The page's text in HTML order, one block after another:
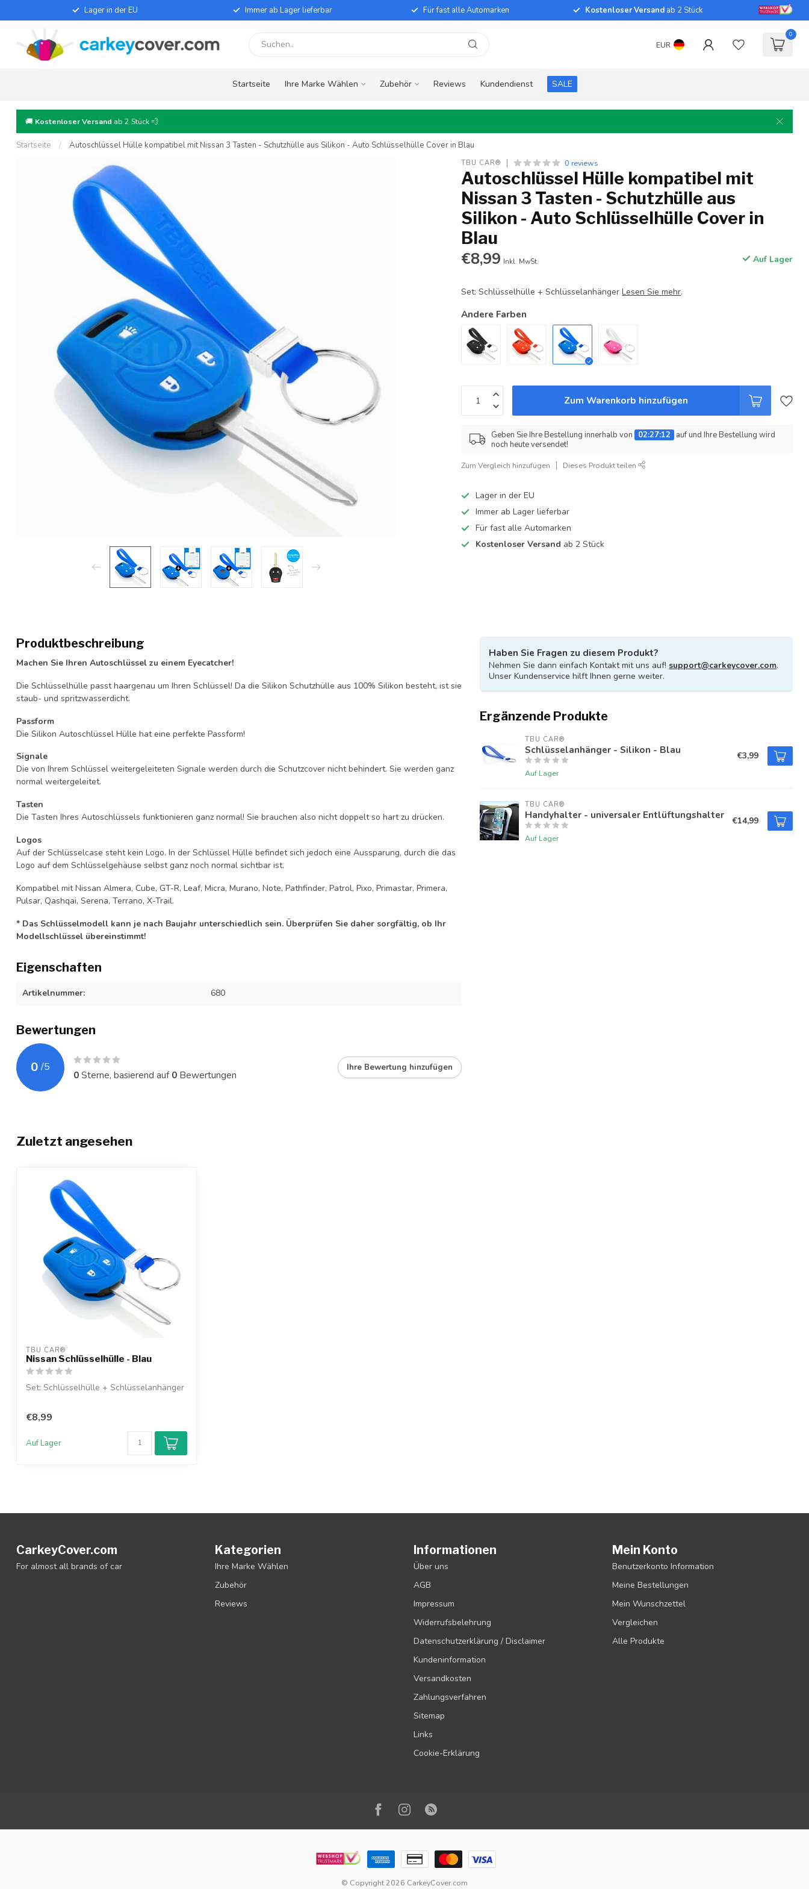
Lager in der EU Immer ab Lager lieferbar Für fast alle Automarken Kostenloser Versand ab 2 Stück
EUR
0
Startseite Ihre Marke Wählen Zubehör Reviews Kundendienst SALE
🚚 Kostenloser Versand ab 2 Stück 💨
Startseite / Autoschlüssel Hülle kompatibel mit Nissan 3 Tasten - Schutzhülle aus Silikon - Auto Schlüsselhülle Cover in Blau
TBU CAR® 0 reviews
Autoschlüssel Hülle kompatibel mit
Nissan 3 Tasten - Schutzhülle aus
Silikon - Auto Schlüsselhülle Cover in
Blau
€8,99 Inkl. MwSt. Auf Lager
Set: Schlüsselhülle + SchlüsselanhängerLesen Sie mehr.
Andere Farben
Zum Warenkorb hinzufügen
Geben Sie Ihre Bestellung innerhalb von 02:27:12
auf und Ihre Bestellung wird
noch heute versendet!
Zum Vergleich hinzufügen Dieses Produkt teilen
Lager in der EU
Immer ab Lager lieferbar
Für fast alle Automarken
Kostenloser Versand ab 2 Stück
Produktbeschreibung
Machen Sie Ihren Autoschlüssel zu einem Eyecatcher!
Die Schlüsselhülle passt haargenau um Ihren Schlüssel! Da die Silikon Schutzhülle aus 100% Silikon besteht, ist sie
staub- und spritzwasserdicht.
Passform
Die Silikon Autoschlüssel Hülle hat eine perfekte Passform!
Signale
Die von Ihrem Schlüssel weitergeleiteten Signale werden durch die Schutzcover nicht behindert. Sie werden ganz
normal weitergeleitet.
Tasten
Die Tasten Ihres Autoschlüssels funktionieren ganz normal! Sie brauchen also nicht doppelt so hart zu drücken.
Logos
Auf der Schlüsselcase steht kein Logo. In der Schlüssel Hülle befindet sich jedoch eine Aussparung, durch die das
Logo auf dem Schlüsselgehäuse selbst ganz noch normal sichtbar ist.
Kompatibel mit Nissan Almera, Cube, GT-R, Leaf, Micra, Murano, Note, Pathfinder, Patrol, Pixo, Primastar, Primera,
Pulsar, Qashqai, Serena, Terrano, X-Trail.
* Das Schlüsselmodell kann je nach Baujahr unterschiedlich sein. Überprüfen Sie daher sorgfältig, ob Ihr
Modellschlüssel übereinstimmt!
Eigenschaften
Artikelnummer: 680
Bewertungen
0 /5
0Sterne, basierend auf0 Bewertungen
Ihre Bewertung hinzufügen
Haben Sie Fragen zu diesem Produkt?
Nehmen Sie dann einfach Kontakt mit uns auf! support@carkeycover.com.
Unser Kundenservice hilft Ihnen gerne weiter.
Ergänzende Produkte
TBU CAR®
Schlüsselanhänger - Silikon - Blau
Auf Lager
€3,99
TBU CAR®
Handyhalter - universaler Entlüftungshalter
Auf Lager
€14,99
Zuletzt angesehen
TBU CAR®
Nissan Schlüsselhülle - Blau
Set: Schlüsselhülle + Schlüsselanhänger
€8,99
Auf Lager
CarkeyCover.com
For almost all brands of car
Kategorien
Ihre Marke Wählen
Zubehör
Reviews
Informationen
Über uns
AGB
Impressum
Widerrufsbelehrung
Datenschutzerklärung / Disclaimer
Kundeninformation
Versandkosten
Zahlungsverfahren
Sitemap
Links
Cookie-Erklärung
Mein Konto
Benutzerkonto Information
Meine Bestellungen
Mein Wunschzettel
Vergleichen
Alle Produkte
© Copyright 2026 CarkeyCover.com